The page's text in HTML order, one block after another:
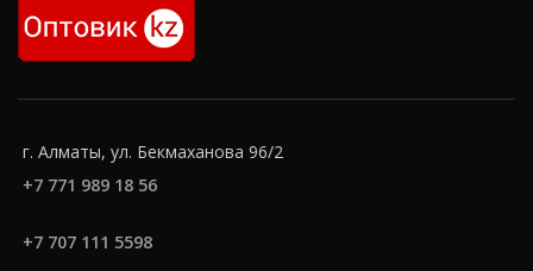
г. Алматы, ул. Бекмаханова 96/2
+7 771 989 18 56
+7 707 111 5598